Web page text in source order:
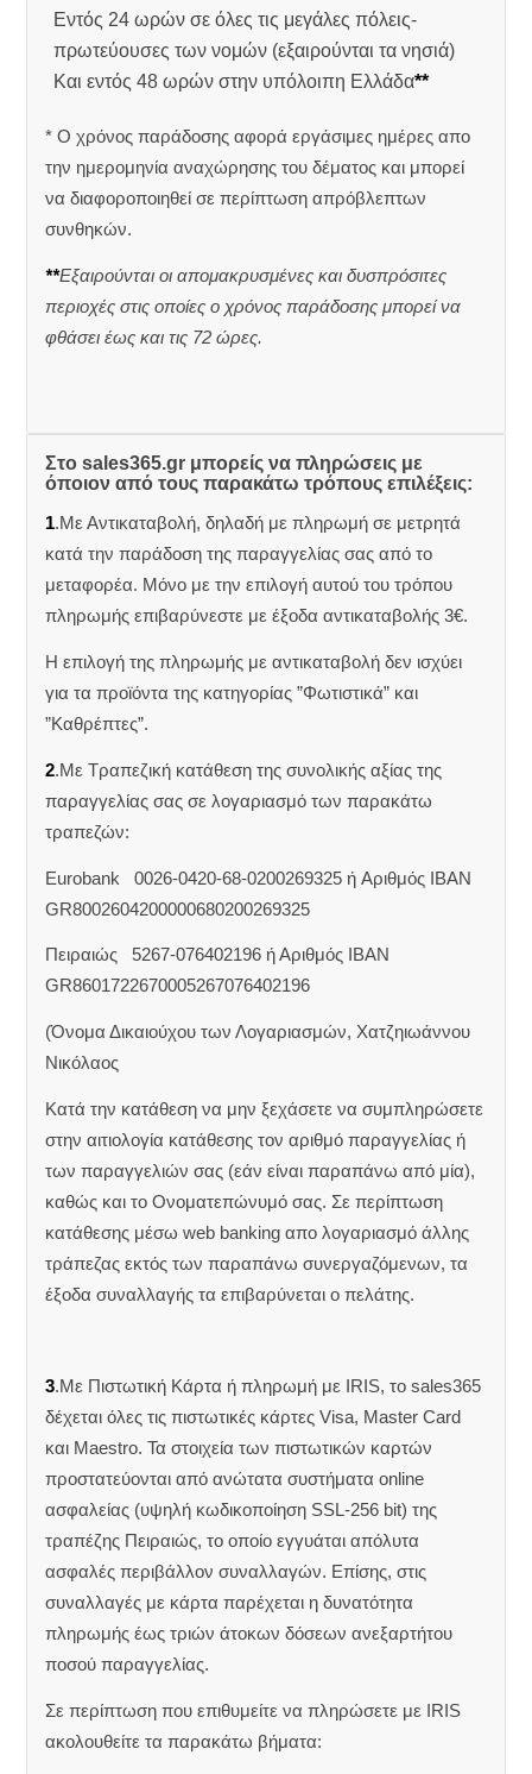
Εντός 24 ωρών σε όλες τις μεγάλες πόλεις-
πρωτεύουσες των νομών (εξαιρούνται τα νησιά)
Και εντός 48 ωρών στην υπόλοιπη Ελλάδα**
* Ο χρόνος παράδοσης αφορά εργάσιμες ημέρες απο
την ημερομηνία αναχώρησης του δέματος και μπορεί
να διαφοροποιηθεί σε περίπτωση απρόβλεπτων
συνθηκών.
**Εξαιρούνται οι απομακρυσμένες και δυσπρόσιτες
περιοχές στις οποίες ο χρόνος παράδοσης μπορεί να
φθάσει έως και τις 72 ώρες.
Στο sales365.gr μπορείς να πληρώσεις με
όποιον από τους παρακάτω τρόπους επιλέξεις:
1.Με Αντικαταβολή, δηλαδή με πληρωμή σε μετρητά
κατά την παράδοση της παραγγελίας σας από το
μεταφορέα. Μόνο με την επιλογή αυτού του τρόπου
πληρωμής επιβαρύνεστε με έξοδα αντικαταβολής 3€.
Η επιλογή της πληρωμής με αντικαταβολή δεν ισχύει
για τα προϊόντα της κατηγορίας ”Φωτιστικά” και
”Καθρέπτες”.
2.Με Τραπεζική κατάθεση της συνολικής αξίας της
παραγγελίας σας σε λογαριασμό των παρακάτω
τραπεζών:
Eurobank 0026-0420-68-0200269325 ή Aριθμός IBAN
GR8002604200000680200269325
Πειραιώς 5267-076402196 ή Αριθμός IBAN
GR8601722670005267076402196
(Όνομα Δικαιούχου των Λογαριασμών, Χατζηιωάννου
Νικόλαος
Κατά την κατάθεση να μην ξεχάσετε να συμπληρώσετε
στην αιτιολογία κατάθεσης τον αριθμό παραγγελίας ή
των παραγγελιών σας (εάν είναι παραπάνω από μία),
καθώς και το Ονοματεπώνυμό σας. Σε περίπτωση
κατάθεσης μέσω web banking απο λογαριασμό άλλης
τράπεζας εκτός των παραπάνω συνεργαζόμενων, τα
έξοδα συναλλαγής τα επιβαρύνεται ο πελάτης.
3.Με Πιστωτική Κάρτα ή πληρωμή με IRIS, το sales365
δέχεται όλες τις πιστωτικές κάρτες Visa, Master Card
και Maestro. Τα στοιχεία των πιστωτικών καρτών
προστατεύονται από ανώτατα συστήματα online
ασφαλείας (υψηλή κωδικοποίηση SSL-256 bit) της
τραπέζης Πειραιώς, το οποίο εγγυάται απόλυτα
ασφαλές περιβάλλον συναλλαγών. Επίσης, στις
συναλλαγές με κάρτα παρέχεται η δυνατότητα
πληρωμής έως τριών άτοκων δόσεων ανεξαρτήτου
ποσού παραγγελίας.
Σε περίπτωση που επιθυμείτε να πληρώσετε με IRIS
ακολουθείτε τα παρακάτω βήματα: